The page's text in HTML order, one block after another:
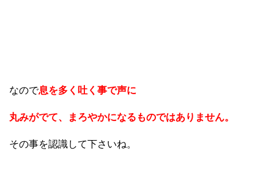
なので息を多く吐く事で声に
丸みがでて、まろやかになるものではありません。
その事を認識して下さいね。